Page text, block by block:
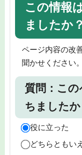
この情報
ましたか？
ページ内容の改
聞かせください。
質問：こ
ちましたか
役に立った
どちらともい